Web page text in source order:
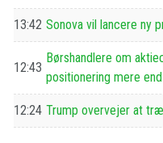
13:42 Sonova vil lancere ny
12:43
Børshandlere om
positionering mere
12:24 Trump overvejer at